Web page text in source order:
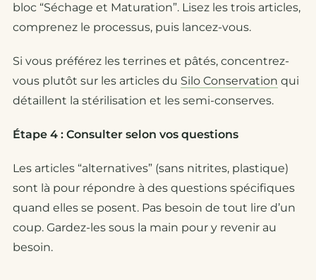
bloc “Séchage et Maturation”. Lisez les trois articles,
comprenez le processus, puis lancez-vous.
Si vous préférez les terrines et pâtés, concentrez-
vous plutôt sur les articles du Silo Conservation qui
détaillent la stérilisation et les semi-conserves.
Étape 4 : Consulter selon vos questions
Les articles “alternatives” (sans nitrites, plastique)
sont là pour répondre à des questions spécifiques
quand elles se posent. Pas besoin de tout lire d’un
coup. Gardez-les sous la main pour y revenir au
besoin.